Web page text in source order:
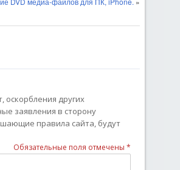
других
заявления в сторону
правила сайта, будут
Обязательные поля отмечены *